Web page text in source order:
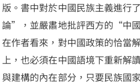
版。書中對於中國民族主義進行
論”，並嚴肅地批評西方的“中
在作者看來，對中國政策的恰當
上，也必須在中國語境下重新解
與建構的內在部分，只要民族國